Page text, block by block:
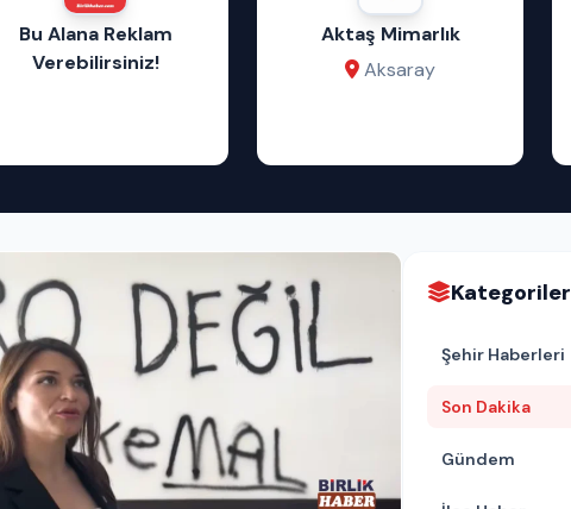
Bu Alana Reklam
Verebilirsiniz!
Aktaş Mimarlık
Aksaray
Kategoriler
Şehir Haberleri
Son Dakika
Gündem